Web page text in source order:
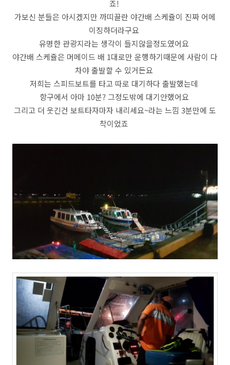
죠!
가보신 분들은 아시겠지만 까띠끌란 야간배 스케쥴이 진짜 어메
이징하더라구요
유명한 관광지라는 생각이 들지않을정도였어요
야간배 스케쥴은 머메이드 배 1대로만 운행하기때문에 사람이 다
차야 출발할 수 있거든요
저희는 스피드보트를 타고 따로 대기하다 출발했는데
항구에서 아마 10분? 그정도밖에 대기안했어요
그리고 더 웃긴건 보트타자마자 내리세요~라는 느낌 3분만에 도
착이었죠